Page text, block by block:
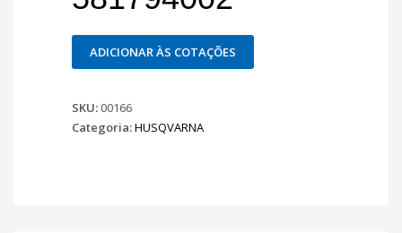
ADICIONAR ÀS COTAÇÕES
SKU: 00166
Categoria:HUSQVARNA